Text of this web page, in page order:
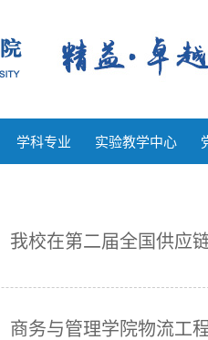
学科专业 实验教学中心
我校在第二届全国供应
商务与管理学院物流工